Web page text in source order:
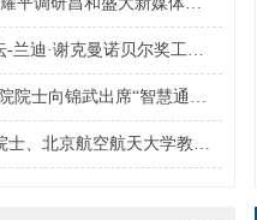
“华夏源第四届后羿论坛-兰迪·谢克曼诺贝尔奖工作站”隆重举行落成典礼
3月30-31日，中国工程院院士向锦武出席“智慧通航与低空经济”
3月24日，中国工程院院士、北京航空航天大学教授刘大响出席第二届世界浙商深圳论坛暨低空产业研讨会